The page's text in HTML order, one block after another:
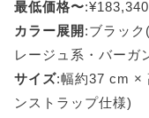
最低価格〜
カラー展開 :ブラッ
レージュ系・バーガ
サイズ:幅約37 cm ×
ンストラップ仕様)